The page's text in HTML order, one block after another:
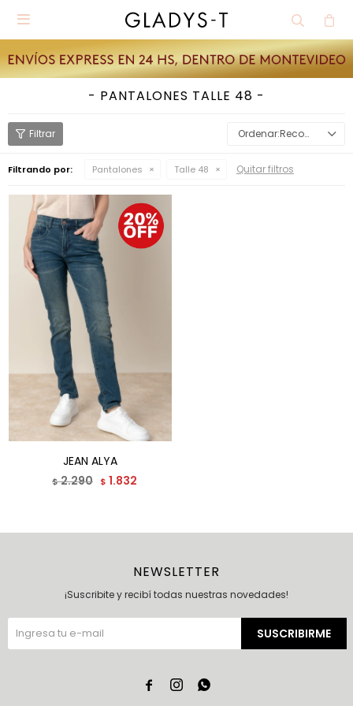

PANTALONES TALLE 48
Recomendados
Filtrando por: Pantalones Talle 48 Quitar filtros
JEAN ALYA
$2.290 $ 1.832
NEWSLETTER
¡Suscribite y recibí todas nuestras novedades!
SUSCRIBIRME
  